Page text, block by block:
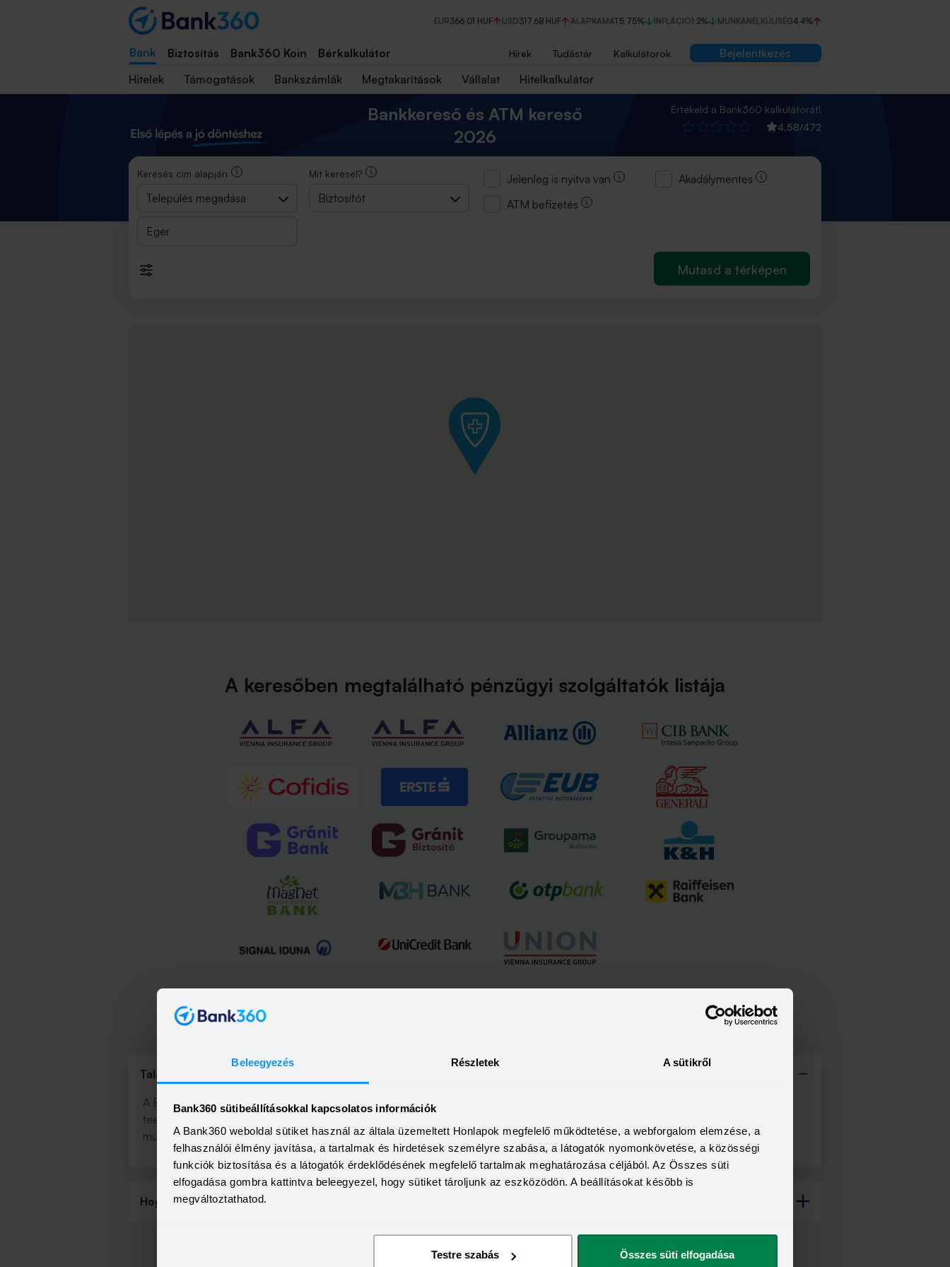
Beleegyezés Részletek A sütikről
Bank360 sütibeállításokkal kapcsolatos információk
A Bank360 weboldal sütiket használ az általa üzemeltett Honlapok megfelelő működtetése, a webforgalom elemzése, a
felhasználói élmény javítása, a tartalmak és hirdetések személyre szabása, a látogatók nyomonkövetése, a közösségi
funkciók biztosítása és a látogatók érdeklődésének megfelelő tartalmak meghatározása céljából. Az Összes süti
elfogadása gombra kattintva beleegyezel, hogy sütiket tároljunk az eszközödön. A beállításokat később is
megváltoztathatod.
Testre szabás Összes süti elfogadása
EUR366,01 HUF USD317,68 HUF ALAPKAMAT5,75% INFLÁCIÓ1,2% MUNKANÉLKÜLISÉG4,4%
Bank Biztosítás Bank360 Koin Bérkalkulátor Hírek Tudástár Kalkulátorok
Bejelentkezés
Hitelek
Támogatások Bankszámlák Megtakarítások Vállalat Hitelkalkulátor
Bankkereső és ATM kereső
2026
Értékeld a Bank360 kalkulátorát!
4,58/472
Keresés cím alapján
Település megadása
Mit keresel?
Biztosítót
Jelenleg is nyitva van
Akadálymentes
ATM befizetés
Mutasd a térképen
A keresőben megtalálható pénzügyi szolgáltatók listája
Minden, amit tudni kell a Bankkereső és ATM keresőről
Találd meg a hozzád legközelebb eső ATM-et vagy bankfiókot!
A Bank360.hu ATM és bankkeresőjével néhány kattintással megnézheted, hogy hol tudod leggyorsabban elintézni pénzügyi
teendőidet. Kiválaszthatod, hogy a hozzád legközelebb eső ATM-et, bankfiókot vagy biztosítót szeretnéd megtalálni, és mi térképen
mutatjuk meg neked, hogy hova tudsz eljutni a leggyorsabban.
Hogyan működik a bank- és ATM kereső?
Bankkereső és ATM kereső 2025